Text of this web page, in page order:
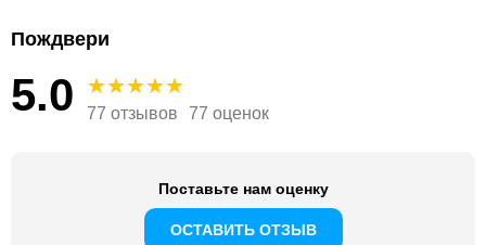
Пождвери
5.0 77 отзывов 77 оценок
Поставьте нам оценку
ОСТАВИТЬ ОТЗЫВ